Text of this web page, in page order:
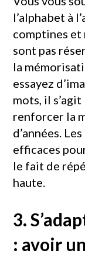
l’alphabet à
comptines et
sont pas
la
essayez
mots, il
renforcer la
d’années.
efficaces
le fait de
haute.
3.
: avoir